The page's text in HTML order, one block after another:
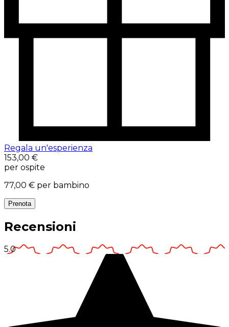
Regala un'esperienza
153,00 €
per ospite
77,00 € per bambino
Prenota
Recensioni
5.0